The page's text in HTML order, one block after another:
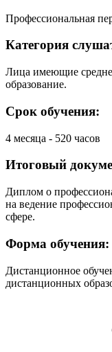
Профессиональная
Категория
Лица имеющие
образование.
Срок обучения:
4 месяца - 520 часов
Итоговый
Диплом о
на ведение
сфере.
Форма обучения:
Дистанционное
дистанционных